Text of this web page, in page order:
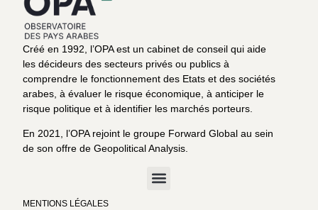
Créé en 1992, l’OPA est un cabinet de conseil qui aide
les décideurs des secteurs privés ou publics à
comprendre le fonctionnement des Etats et des sociétés
arabes, à évaluer le risque économique, à anticiper le
risque politique et à identifier les marchés porteurs.
En 2021, l’OPA rejoint le groupe Forward Global au sein
de son offre de Geopolitical Analysis.
MENTIONS LÉGALES